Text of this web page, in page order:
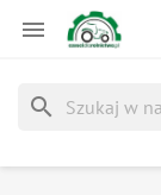

search